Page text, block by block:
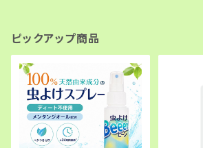
ピックアップ商品